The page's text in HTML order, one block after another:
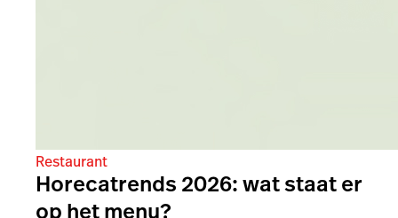
Restaurant
Horecatrends 2026: wat staat er
op het menu?